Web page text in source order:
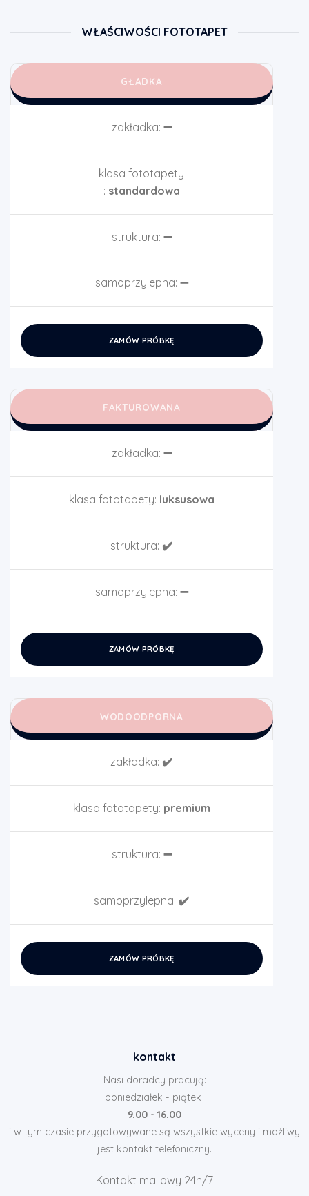
WŁAŚCIWOŚCI FOTOTAPET
GŁADKA
zakładka: ➖
klasa fototapety
: standardowa
struktura: ➖
samoprzylepna: ➖
ZAMÓW PRÓBKĘ
FAKTUROWANA
zakładka: ➖
klasa fototapety: luksusowa
struktura: ✔️
samoprzylepna: ➖
ZAMÓW PRÓBKĘ
WODOODPORNA
zakładka: ✔️
klasa fototapety: premium
struktura: ➖
samoprzylepna: ✔️
ZAMÓW PRÓBKĘ
kontakt
Nasi doradcy pracują:
poniedziałek - piątek
9.00 - 16.00
i w tym czasie przygotowywane są wszystkie wyceny i możliwy
jest kontakt telefoniczny.
Kontakt mailowy 24h/7